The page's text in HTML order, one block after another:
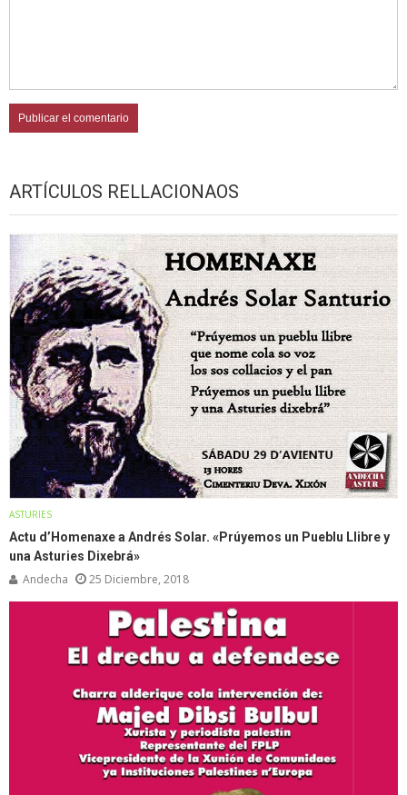
ARTÍCULOS RELLACIONAOS
ASTURIES
Actu d’Homenaxe a Andrés Solar. «Prúyemos un Pueblu Llibre y
una Asturies Dixebrá»
Andecha 25 Diciembre, 2018